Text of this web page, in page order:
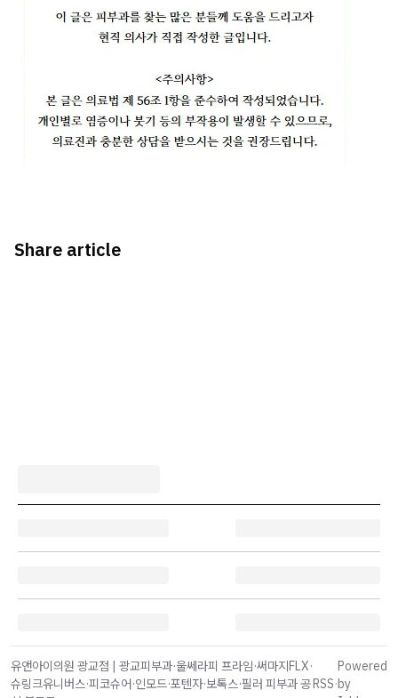
Share article
유앤아이의원 광교점 | 광교피부과·울쎄라피 프라임·써마지FLX·
슈링크유니버스·피코슈어·인모드·포텐자·보톡스·필러 피부과 공RSS·
Powered
by